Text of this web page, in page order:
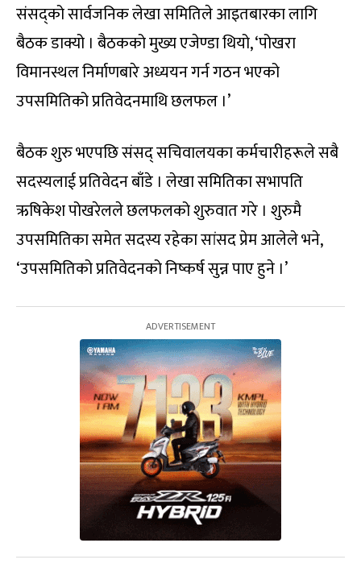
संसद्को सार्वजनिक लेखा समितिले आइतबारका लागि
बैठक डाक्यो । बैठकको मुख्य एजेण्डा थियो, ‘पोखरा
विमानस्थल निर्माणबारे अध्ययन गर्न गठन भएको
उपसमितिको प्रतिवेदनमाथि छलफल ।’
बैठक शुरु भएपछि संसद् सचिवालयका कर्मचारीहरूले सबै
सदस्यलाई प्रतिवेदन बाँडे । लेखा समितिका सभापति
ऋषिकेश पोखरेलले छलफलको शुरुवात गरे । शुरुमै
उपसमितिका समेत सदस्य रहेका सांसद प्रेम आलेले भने,
‘उपसमितिको प्रतिवेदनको निष्कर्ष सुन्न पाए हुने ।’